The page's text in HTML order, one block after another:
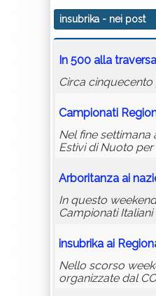
insubrika - nei post
In 500 alla
Circa
Campionati
Nel fine settimana
Estivi di Nuoto
Arboritanza ai
In questo
Campionati
insubrika ai
Nello scorso
organizzate dal